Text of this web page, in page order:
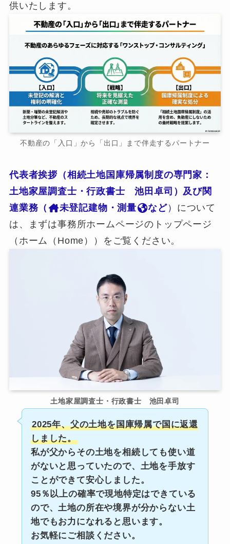
供いたします。
不動産の「入口」から「出口」まで伴走するパートナー
代表者挨拶（相続土地国庫帰属制度の専門家：
土地家屋調査士・行政書士 池田卓司）及び関
連業務（
未登記建物・測量 など） について
は、まずは事務所ホームページのトップページ
（ホーム（Home））をご覧ください。
土地家屋調査士・行政書士 池田卓司
2025年、父の土地を国庫帰属で国に返還
しました。
私が父からその土地を相続しても使い道
がないと思っていたので、土地を手放す
ことができて安心しました。
95％以上の確率で現地特定はできている
ので、土地の所在や境界が分からない土
地でもお力になれると思います。
お気軽にご相談ください。